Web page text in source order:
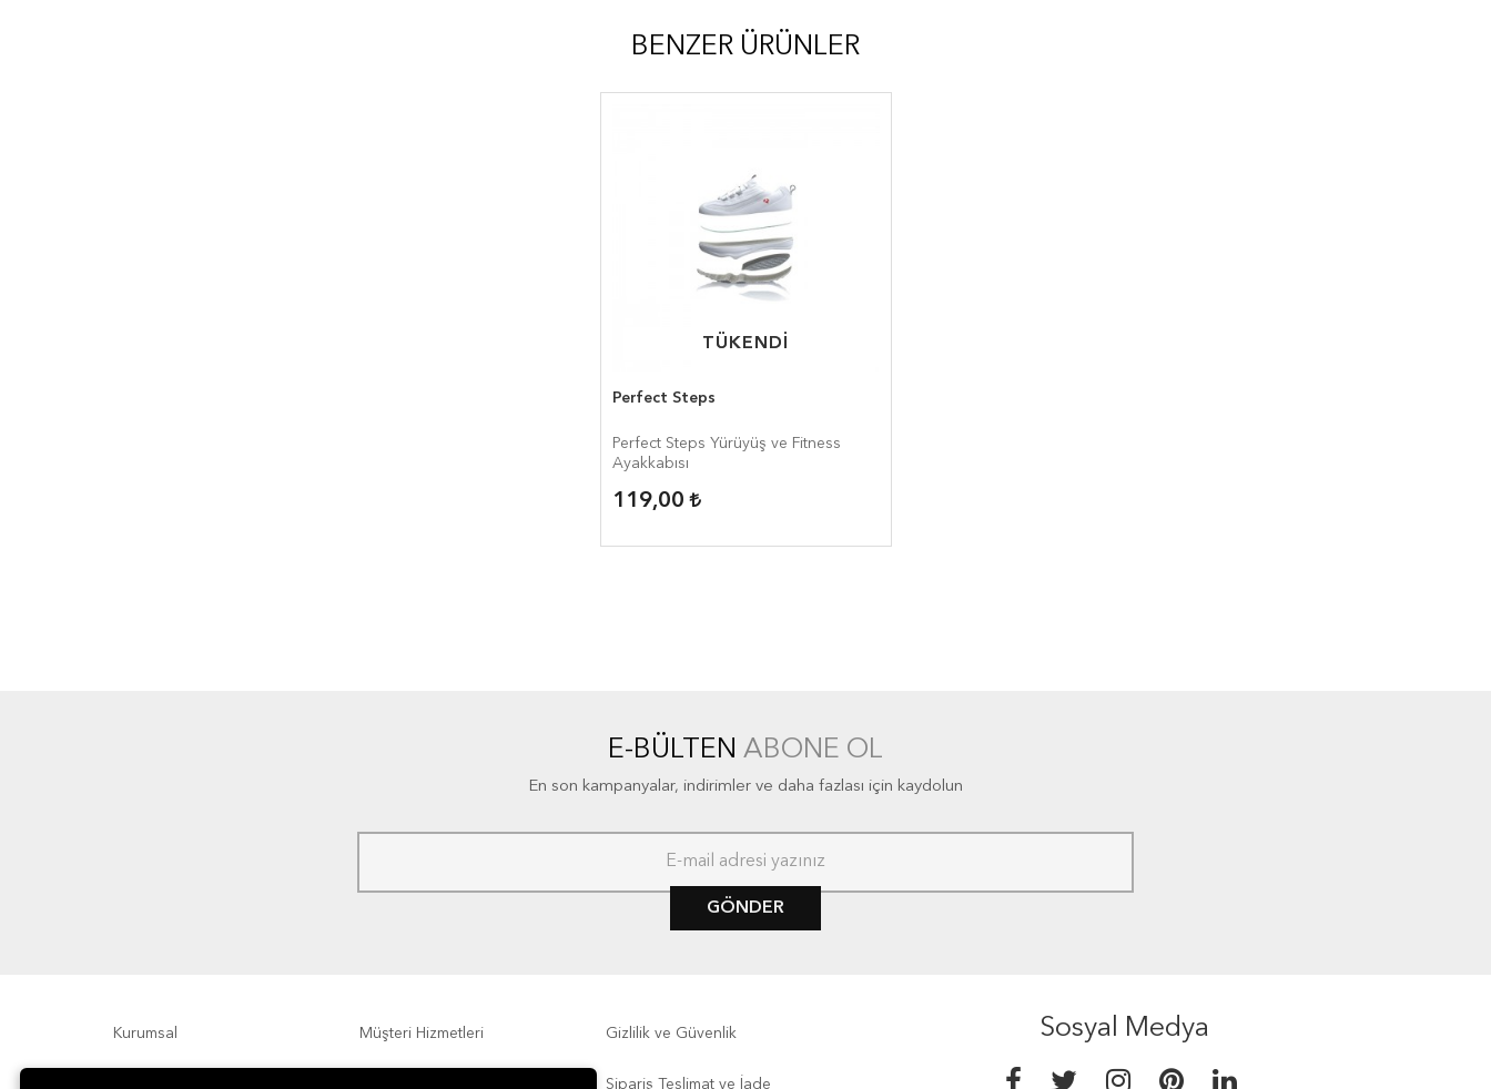
BENZER ÜRÜNLER
TÜKENDİ
TÜKENDİ
Perfect Steps
Perfect Steps Yürüyüş ve Fitness
Ayakkabısı
119,00
E-BÜLTEN ABONE OL
En son kampanyalar, indirimler ve daha fazlası için kaydolun
GÖNDER
Kurumsal Müşteri Hizmetleri Gizlilik ve Güvenlik
Sipariş Teslimat ve İade
Sosyal Medya